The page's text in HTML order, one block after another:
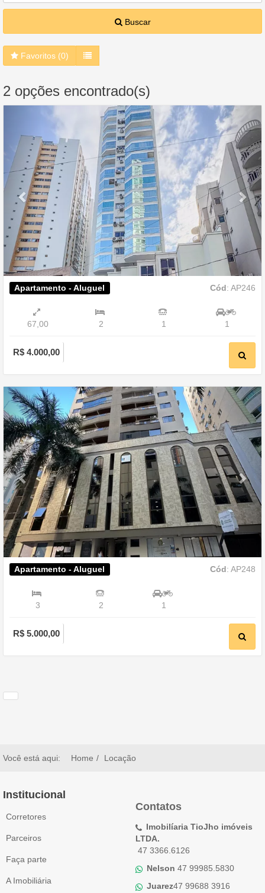
Buscar
Favoritos (0)
2 opções encontrado(s)
Apartamento - Aluguel Cód: AP246
67,00 2 1 1
R$ 4.000,00
Previous
Apartamento - Aluguel Cód: AP248
3 2 1
R$ 5.000,00
Você está aqui: Home Locação
Institucional
Corretores
Parceiros
Faça parte
A Imobiliária
Contatos
Imobilíaria TioJho imóveis
LTDA.
47 3366.6126
Nelson 47 99985.5830
Juarez47 99688 3916